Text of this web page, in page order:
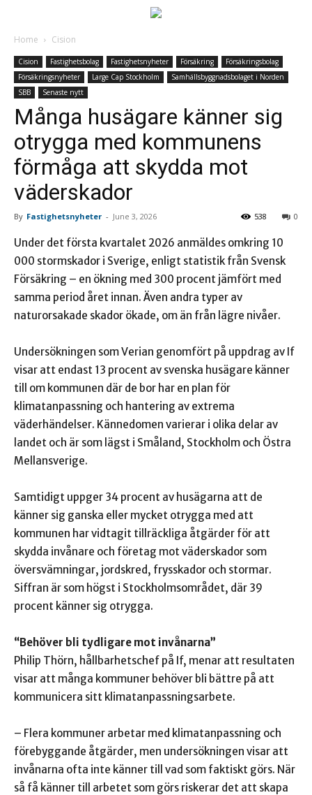
Home Cision
Cision Fastighetsbolag Fastighetsnyheter Försäkring
Försäkringsbolag
Försäkringsnyheter
Large Cap Stockholm
Samhällsbyggnadsbolaget i Norden
SBB
Senaste nytt
Många husägare känner sig
otrygga med kommunens
förmåga att skydda mot
väderskador
By Fastighetsnyheter - June 3, 2026 0
538
Under det första kvartalet 2026 anmäldes omkring 10
000 stormskador i Sverige, enligt statistik från Svensk
Försäkring – en ökning med 300 procent jämfört med
samma period året innan. Även andra typer av
naturorsakade skador ökade, om än från lägre nivåer.
Undersökningen som Verian genomfört på uppdrag av If
visar att endast 13 procent av svenska husägare känner
till om kommunen där de bor har en plan för
klimatanpassning och hantering av extrema
väderhändelser. Kännedomen varierar i olika delar av
landet och är som lägst i Småland, Stockholm och Östra
Mellansverige.
Samtidigt uppger 34 procent av husägarna att de
känner sig ganska eller mycket otrygga med att
kommunen har vidtagit tillräckliga åtgärder för att
skydda invånare och företag mot väderskador som
översvämningar, jordskred, frysskador och stormar.
Siffran är som högst i Stockholmsområdet, där 39
procent känner sig otrygga.
“Behöver bli tydligare mot invånarna”
Philip Thörn, hållbarhetschef på If, menar att resultaten
visar att många kommuner behöver bli bättre på att
kommunicera sitt klimatanpassningsarbete.
– Flera kommuner arbetar med klimatanpassning och
förebyggande åtgärder, men undersökningen visar att
invånarna ofta inte känner till vad som faktiskt görs. När
så få känner till arbetet som görs riskerar det att skapa